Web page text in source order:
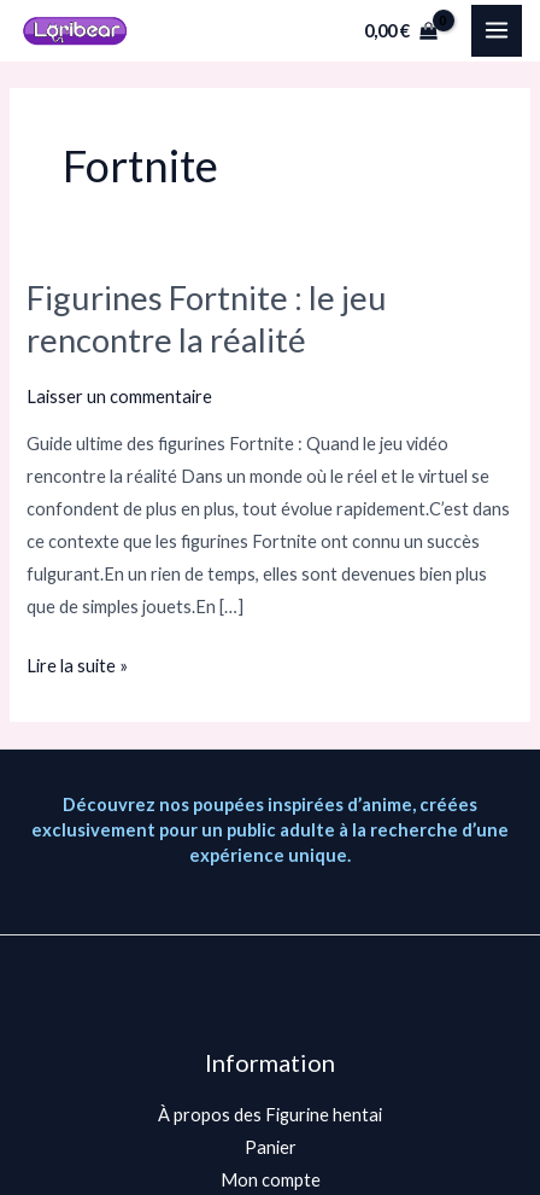
Aller
0,00€
Fortnite
Figurines Fortnite : le jeu
rencontre la réalité
Laisser un commentaire
Guide ultime des figurines Fortnite : Quand le jeu vidéo
rencontre la réalité Dans un monde où le réel et le virtuel se
confondent de plus en plus, tout évolue rapidement.C’est dans
ce contexte que les figurines Fortnite ont connu un succès
fulgurant.En un rien de temps, elles sont devenues bien plus
que de simples jouets.En […]
Figurines
le
jeu
la
réalité
Lire la suite »
Découvrez nos poupées inspirées d’anime, créées
exclusivement pour un public adulte à la recherche d’une
expérience unique.
Information
À propos des Figurine hentai
Panier
Mon compte